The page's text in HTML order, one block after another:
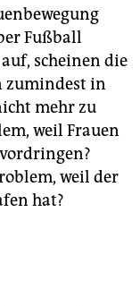
Fußball
scheinen die
zumindest in
mehr zu
weil Frauen
weil der
hat?